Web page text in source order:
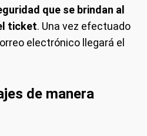
que se brindan al
ticket. Una vez efectuado
electrónico llegará el
de manera